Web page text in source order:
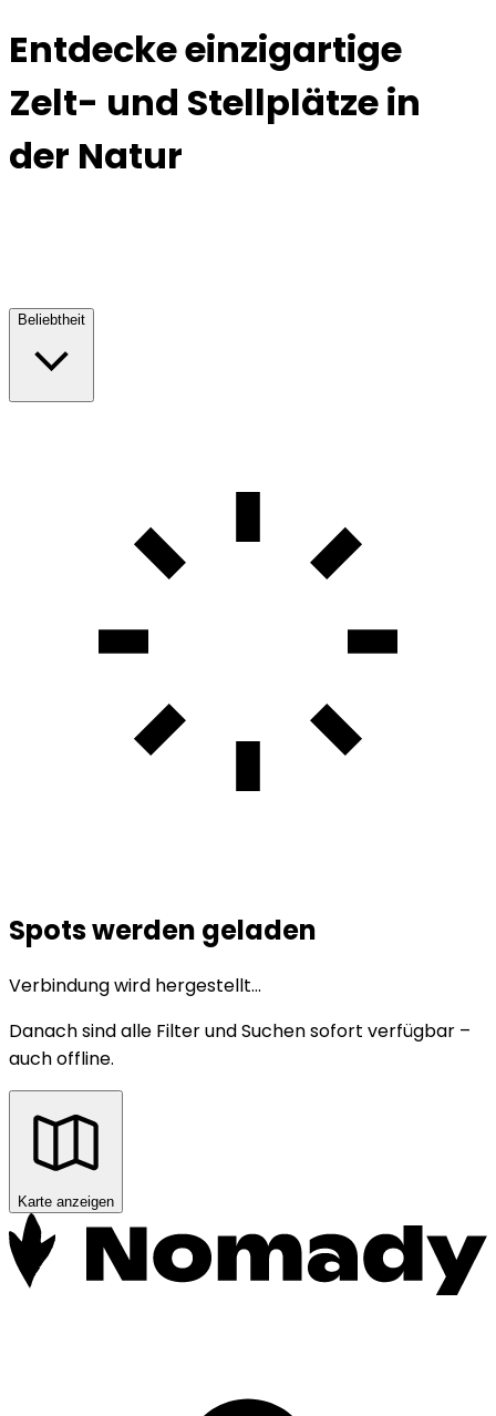
Entdecke einzigartige
Zelt- und Stellplätze in
der Natur
Beliebtheit
Spots werden geladen
Verbindung wird hergestellt...
Danach sind alle Filter und Suchen sofort verfügbar –
auch offline.
Karte anzeigen